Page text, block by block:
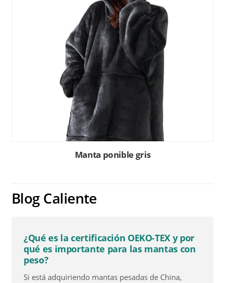
Manta ponible gris
Blog Caliente
¿Qué es la certificación OEKO-TEX y por
qué es importante para las mantas con
peso?
Si está adquiriendo mantas pesadas de China,